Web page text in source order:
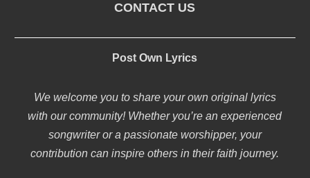
CONTACT US
Post Own Lyrics
We welcome you to share your own original lyrics
with our community! Whether you’re an experienced
songwriter or a passionate worshipper, your
contribution can inspire others in their faith journey.